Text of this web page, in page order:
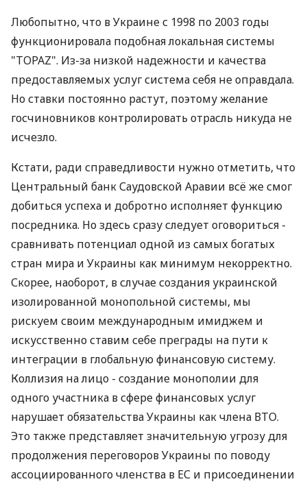
Любопытно, что в Украине с 1998 по 2003 годы
функционировала подобная локальная системы
"TOPAZ". Из-за низкой надежности и качества
предоставляемых услуг система себя не оправдала.
Но ставки постоянно растут, поэтому желание
госчиновников контролировать отрасль никуда не
исчезло.
Кстати, ради справедливости нужно отметить, что
Центральный банк Саудовской Аравии всё же смог
добиться успеха и добротно исполняет функцию
посредника. Но здесь сразу следует оговориться -
сравнивать потенциал одной из самых богатых
стран мира и Украины как минимум некорректно.
Скорее, наоборот, в случае создания украинской
изолированной монопольной системы, мы
рискуем своим международным имиджем и
искусственно ставим себе преграды на пути к
интеграции в глобальную финансовую систему.
Коллизия на лицо - создание монополии для
одного участника в сфере финансовых услуг
нарушает обязательства Украины как члена ВТО.
Это также представляет значительную угрозу для
продолжения переговоров Украины по поводу
ассоциированного членства в ЕС и присоединении